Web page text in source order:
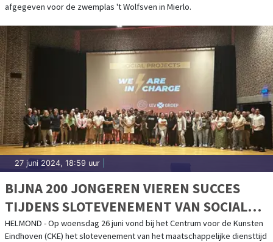
afgegeven voor de zwemplas 't Wolfsven in Mierlo.
27 juni 2024, 18:59 uur
BIJNA 200 JONGEREN VIEREN SUCCES
TIJDENS SLOTEVENEMENT VAN SOCIAL
PROJECTS - WE ARE IN CHARGE (WAIC)
HELMOND - Op woensdag 26 juni vond bij het Centrum voor de Kunsten
Eindhoven (CKE) het slotevenement van het maatschappelijke diensttijd